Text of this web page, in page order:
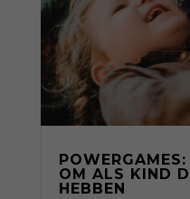
OM ALS KIND
HEBBEN